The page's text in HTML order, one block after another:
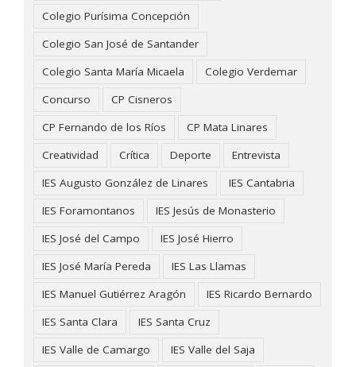
Colegio Purísima Concepción
Colegio San José de Santander
Colegio Santa María Micaela
Colegio Verdemar
Concurso
CP Cisneros
CP Fernando de los Ríos
CP Mata Linares
Creatividad
Crítica Deporte
Entrevista
IES Augusto González de Linares
IES Cantabria
IES Foramontanos
IES Jesús de Monasterio
IES José del Campo
IES José Hierro
IES José María Pereda
IES Las Llamas
IES Manuel Gutiérrez Aragón
IES Ricardo Bernardo
IES Santa Clara
IES Santa Cruz
IES Valle de Camargo
IES Valle del Saja